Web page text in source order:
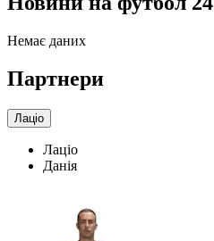
Немає даних
Партнери
Лаціо
Лаціо
Данія